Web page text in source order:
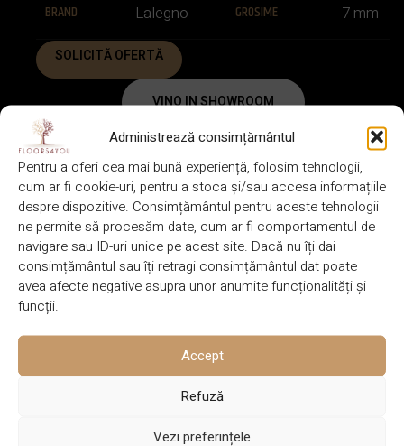
Administrează consimțământul
Pentru a oferi cea mai bună experiență, folosim tehnologii,
cum ar fi cookie-uri, pentru a stoca și/sau accesa informațiile
despre dispozitive. Consimțământul pentru aceste tehnologii
ne permite să procesăm date, cum ar fi comportamentul de
navigare sau ID-uri unice pe acest site. Dacă nu îți dai
consimțământul sau îți retragi consimțământul dat poate
avea afecte negative asupra unor anumite funcționalități și
funcții.
Accept
Refuză
Vezi preferințele
BRAND
Lalegno GROSIME 7 mm
SOLICITĂ OFERTĂ
VINO IN SHOWROOM
DECLARAȚIE DE PERFORMANȚĂ GARANȚIE
DESCRIERE
BRAND Lalegno DIMENSIUNE
1524 x 180
x 6.5 mm
7 mm INCALZIRE PARDOSEALA